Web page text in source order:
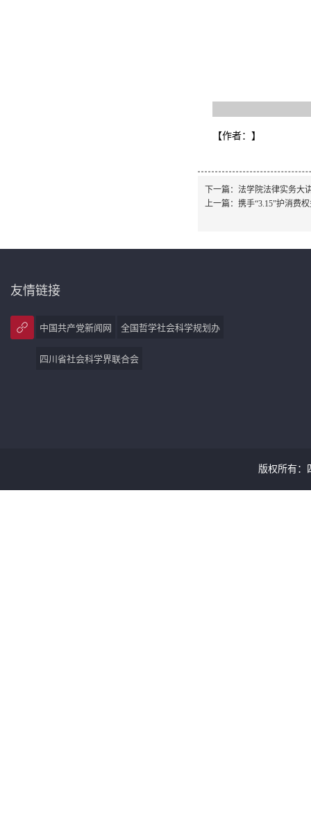
【作者： 】
下一篇： 法学院法律实务大
上一篇： 携手“3.15”护消费
友情链接
中国共产党新闻网 全国哲学社会科学规划办
四川省社会科学界联合会
版权所有：